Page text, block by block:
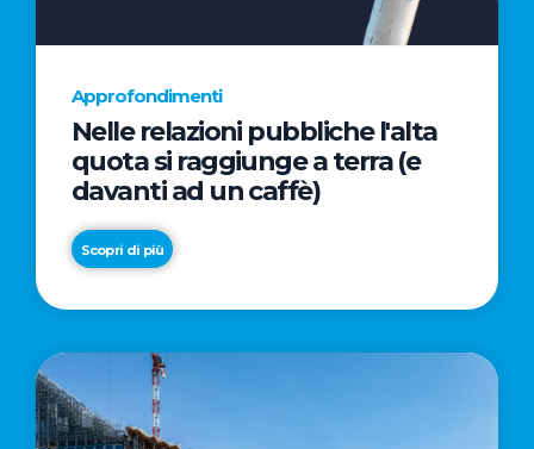
Approfondimenti
Nelle relazioni pubbliche l'alta
quota si raggiunge a terra (e
davanti ad un caffè)
Scopri di più